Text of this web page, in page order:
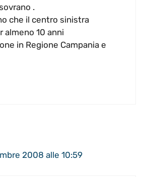
.
che il centro sinistra
almeno 10 anni
in Regione Campania e
2008 alle 10:59